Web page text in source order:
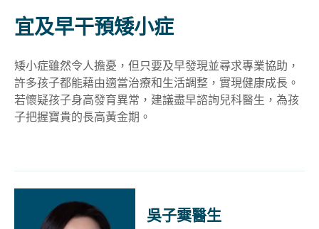
宜及早干預矮小症
矮小症雖然令人擔憂，但只要及早發現並尋求專業協助，
許多孩子都能藉由適當治療和生活調整，實現健康成長。
若懷疑孩子身高發育異常，建議盡早諮詢兒科醫生，為孩
子把握寶貴的長高黃金期。
吳子霙醫生